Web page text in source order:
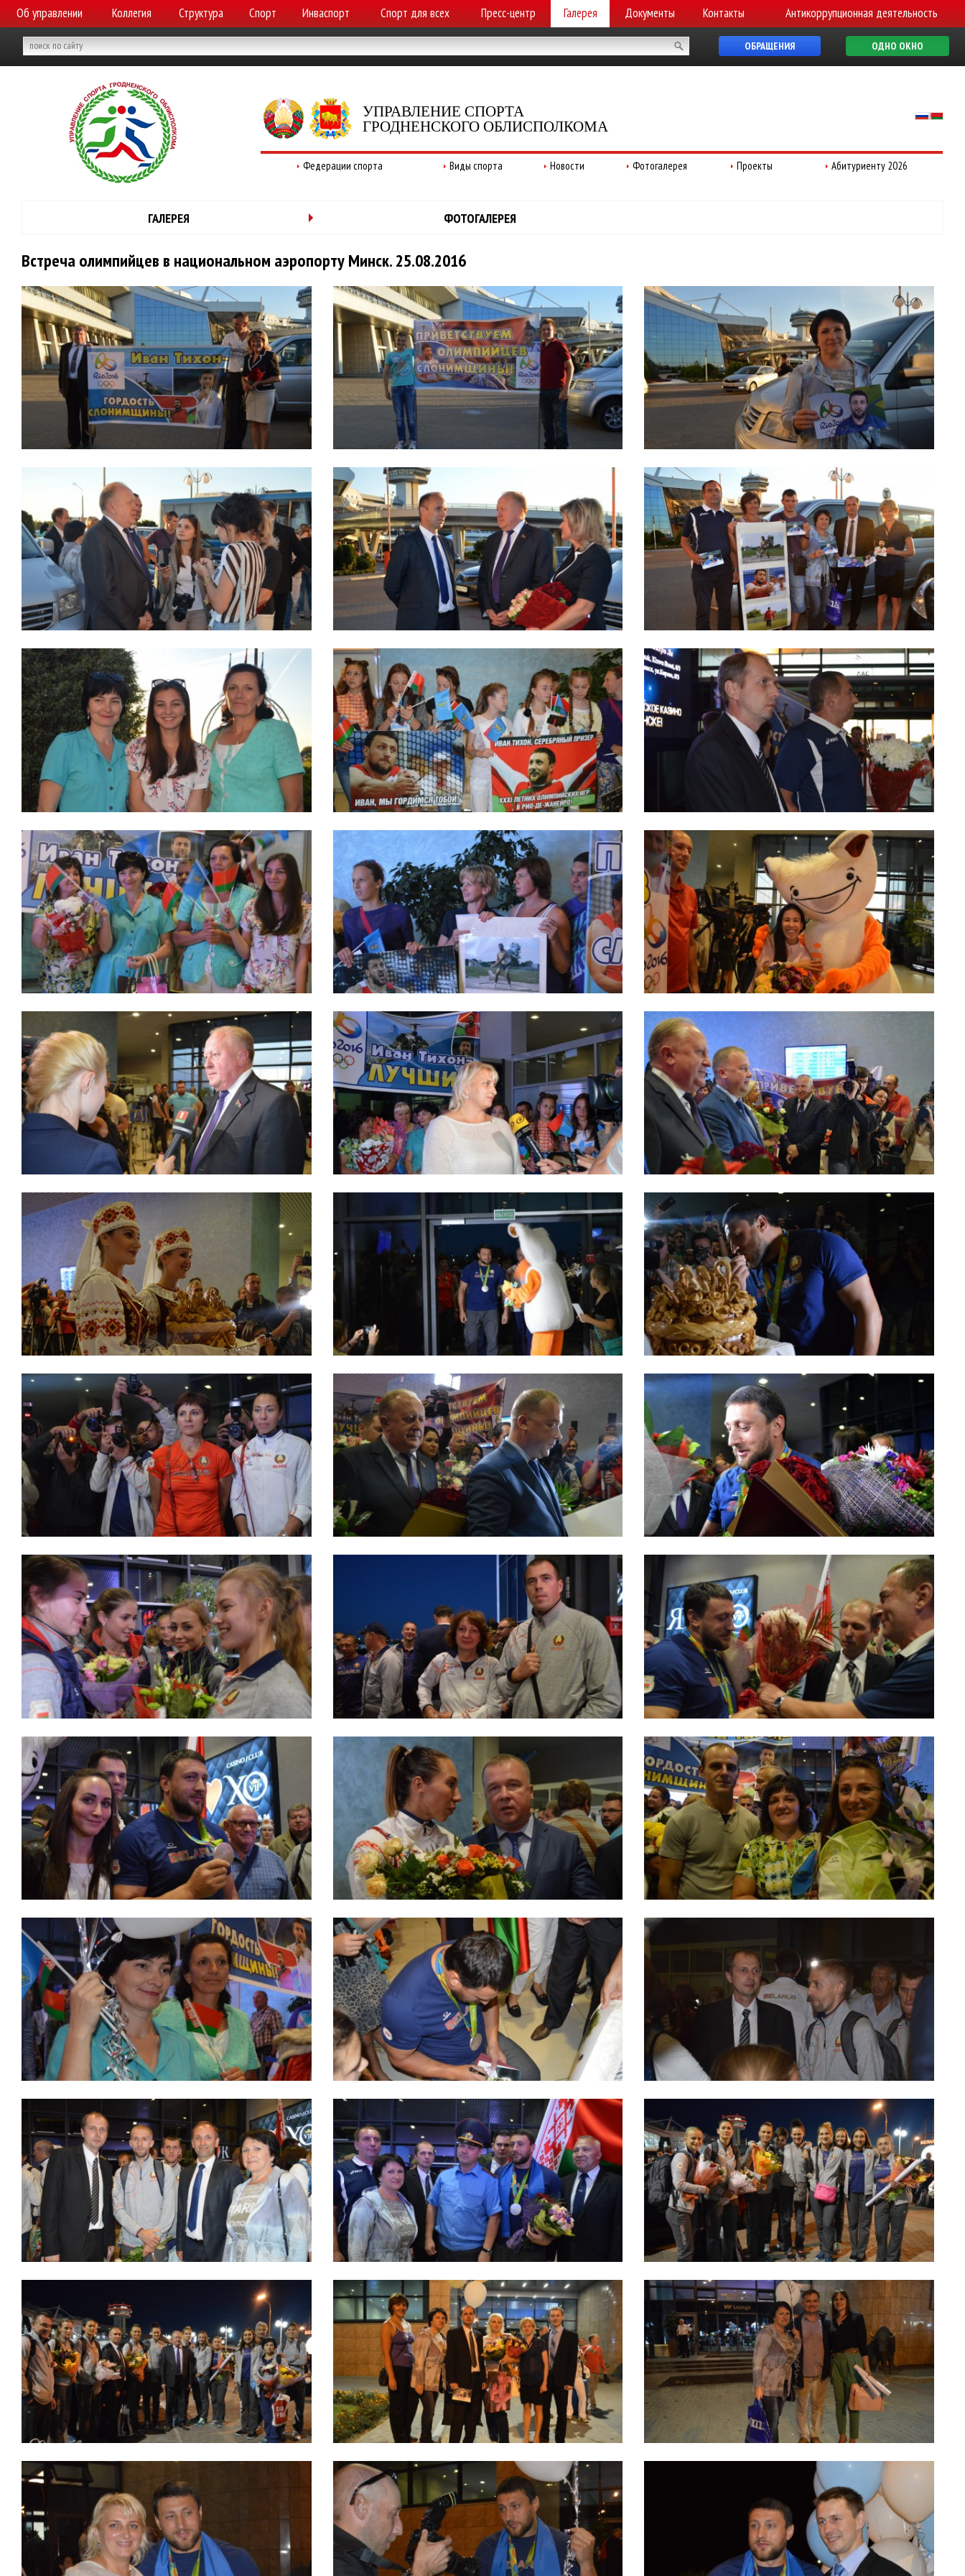
Об управлении Коллегия Структура Спорт Инваспорт Спорт для всех Пресс-центр Галерея Документы Контакты Антикоррупционная деятельность
ОБРАЩЕНИЯ ОДНО ОКНО
УПРАВЛЕНИЕ СПОРТА
ГРОДНЕНСКОГО ОБЛИСПОЛКОМА
Федерации спорта Виды спорта Новости Фотогалерея Проекты Абитуриенту 2026
ГАЛЕРЕЯ ФОТОГАЛЕРЕЯ
Встреча олимпийцев в национальном аэропорту Минск. 25.08.2016